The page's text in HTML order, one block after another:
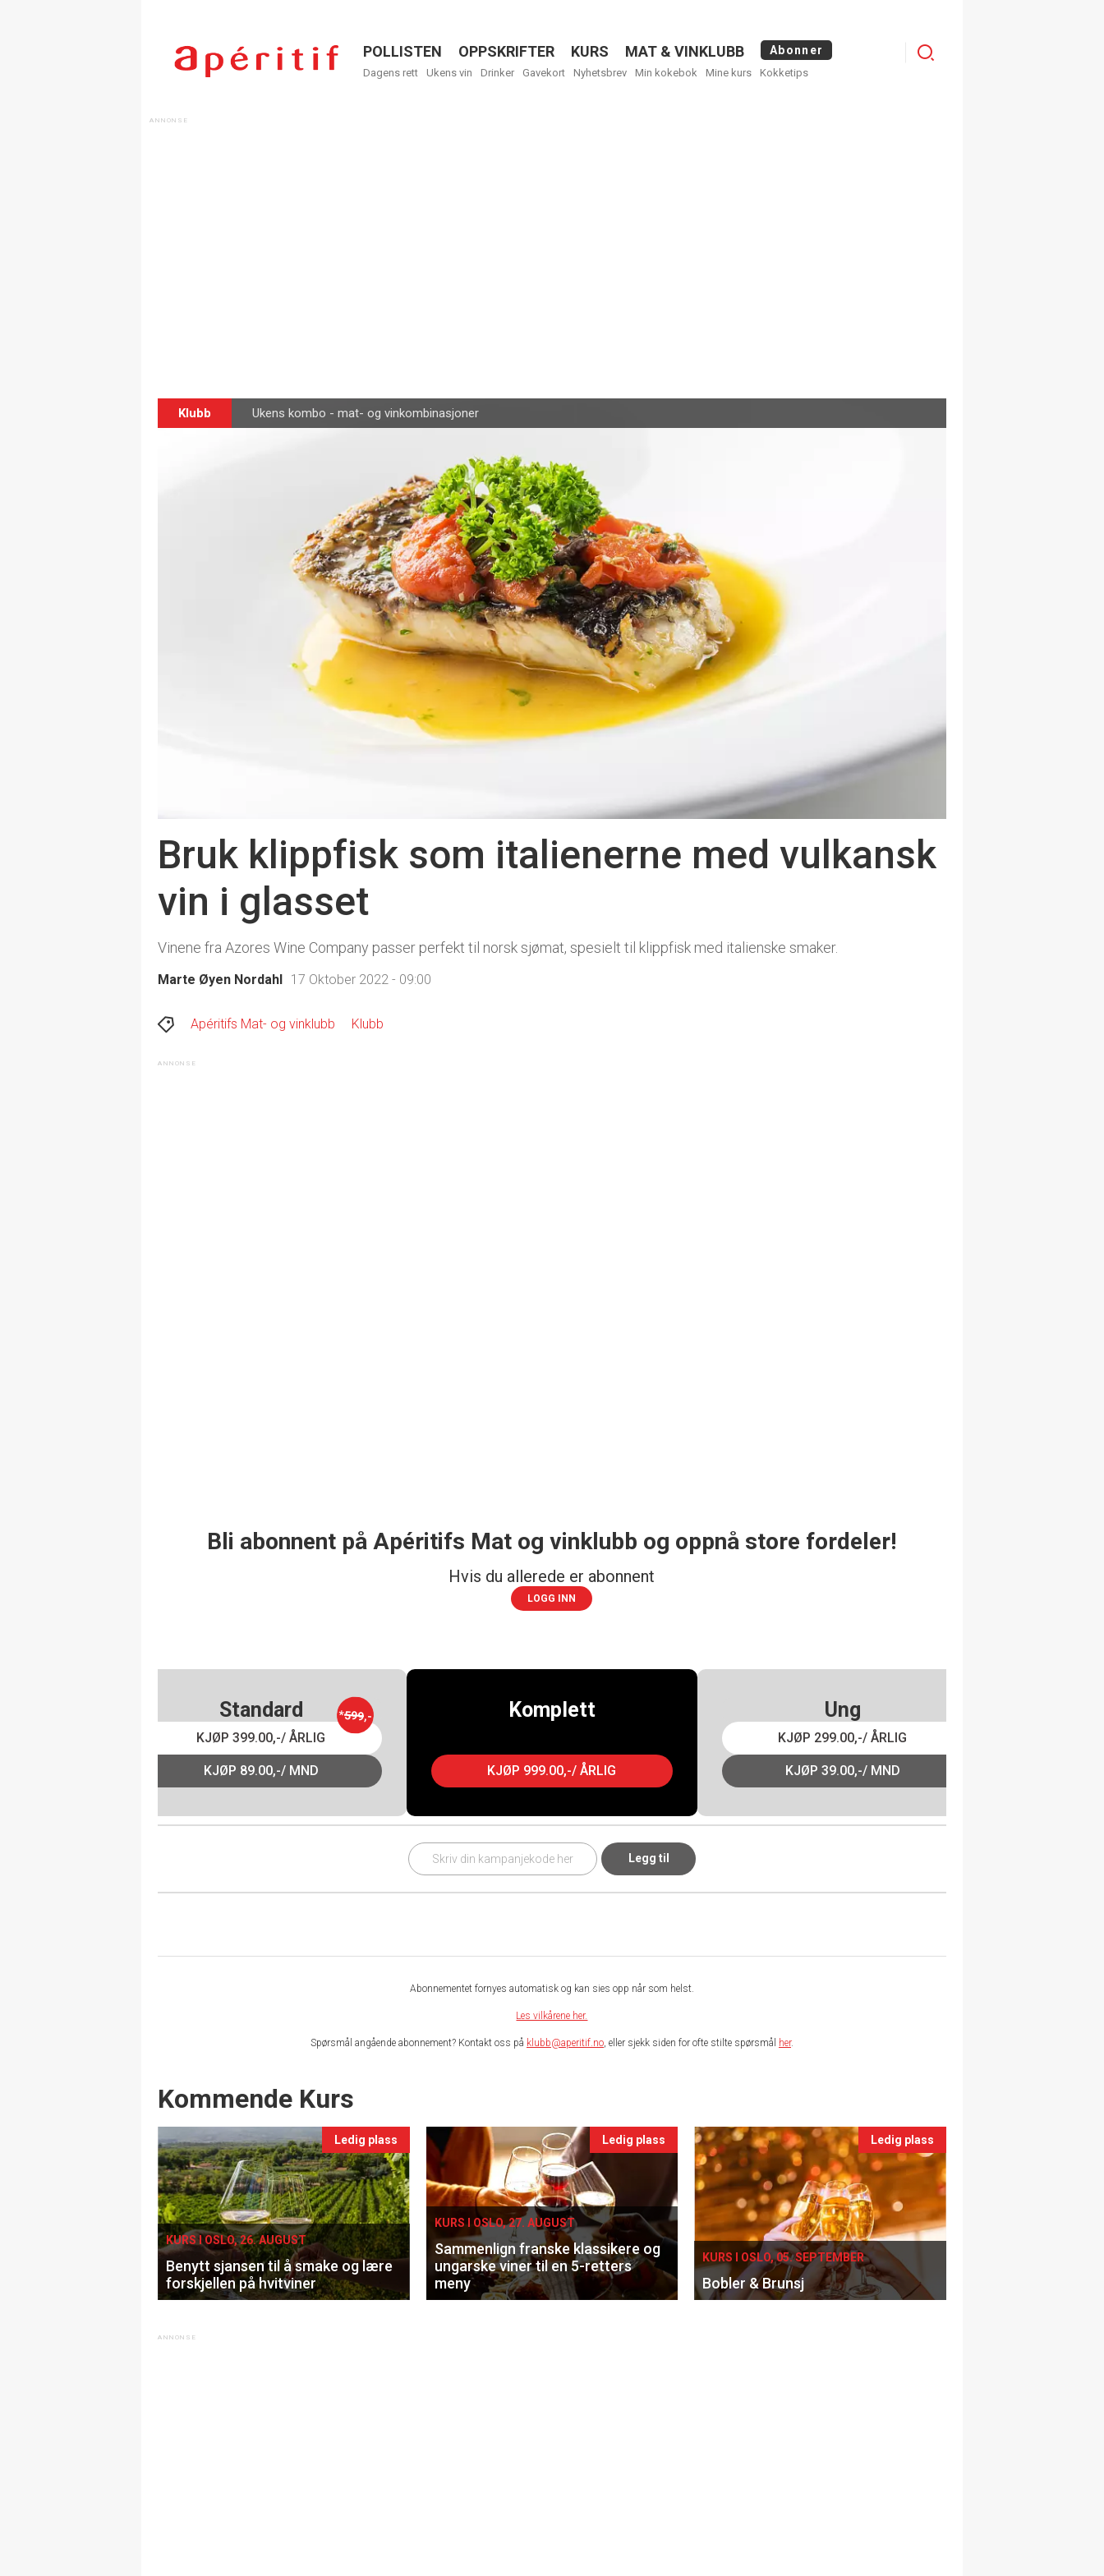
Menu
POLLISTEN OPPSKRIFTER KURS MAT & VINKLUBB Abonner
Dagens rett Ukens vin Drinker Gavekort Nyhetsbrev Min kokebok Mine kurs Kokketips
Logg
Klubb Ukens kombo - mat- og vinkombinasjoner
Bruk klippfisk som italienerne med vulkansk
vin i glasset
Vinene fra Azores Wine Company passer perfekt til norsk sjømat, spesielt til klippfisk med italienske smaker.
Marte Øyen Nordahl 17 Oktober 2022 - 09:00
Apéritifs Mat- og vinklubb Klubb
Bli abonnent på Apéritifs Mat og vinklubb og oppnå store fordeler!
Hvis du allerede er abonnent
LOGG INN
Standard *599,-
KJØP 399.00,-/ ÅRLIG
KJØP 89.00,-/ MND
Komplett
KJØP 999.00,-/ ÅRLIG
Ung
KJØP 299.00,-/ ÅRLIG
KJØP 39.00,-/ MND
Legg til
Abonnementet fornyes automatisk og kan sies opp når som helst.
Les vilkårene her.
Spørsmål angående abonnement? Kontakt oss på klubb@aperitif.no, eller sjekk siden for ofte stilte spørsmål her.
Events
Kommende Kurs
Ledig plass
KURS I OSLO, 26. AUGUST
Benytt sjansen til å smake og lære
forskjellen på hvitviner
Ledig plass
KURS I OSLO, 27. AUGUST
Sammenlign franske klassikere og
ungarske viner til en 5-retters
meny
Ledig plass
KURS I OSLO, 05. SEPTEMBER
Bobler & Brunsj